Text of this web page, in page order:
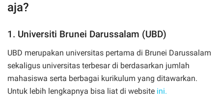
aja?
1. Universiti Brunei Darussalam (UBD)
UBD merupakan universitas pertama di Brunei Darussalam
sekaligus universitas terbesar di berdasarkan jumlah
mahasiswa serta berbagai kurikulum yang ditawarkan.
Untuk lebih lengkapnya bisa liat di website ini.